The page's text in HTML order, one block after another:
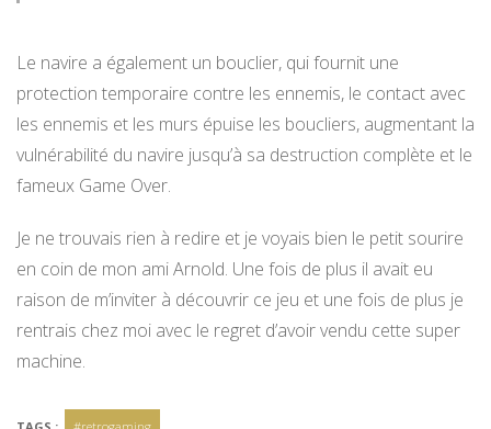
Le navire a également un bouclier, qui fournit une
protection temporaire contre les ennemis, le contact avec
les ennemis et les murs épuise les boucliers, augmentant la
vulnérabilité du navire jusqu’à sa destruction complète et le
fameux Game Over.
Je ne trouvais rien à redire et je voyais bien le petit sourire
en coin de mon ami Arnold. Une fois de plus il avait eu
raison de m’inviter à découvrir ce jeu et une fois de plus je
rentrais chez moi avec le regret d’avoir vendu cette super
machine.